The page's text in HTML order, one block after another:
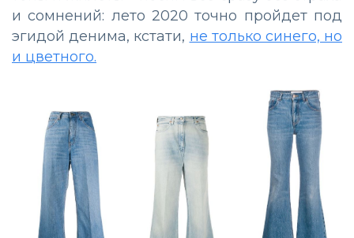
и сомнений: лето 2020 точно пройдет под
эгидой денима, кстати, не только синего, но
и цветного.